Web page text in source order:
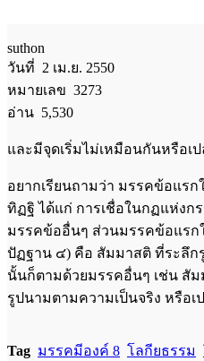
suthon
วันที่ 2 เม.ย. 2550
หมายเลข 3273
อ่าน 5,530
และมีจุดเริ่มไม่เหมือนกันหรือเ
อยากเรียนถามว่า มรรคข้อแร
ทิฏฐิ ได้แก่ การเชื่อในกฏแห่ง
มรรคข้ออื่นๆ ส่วนมรรคข้อแรก
ปัฏฐาน ๔) คือ สัมมาสติ ที่ระลึก
นั้นก็ตามด้วยมรรคอื่นๆ เช่น สั
รูปนามตามความเป็นจริง หรือเ
Tag มรรคมีองค์ 8 โลกียธรรม